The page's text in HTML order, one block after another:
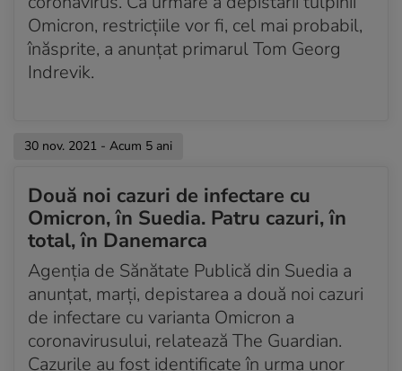
Omicron, restricțiile vor fi, cel mai probabil,
înăsprite, a anunțat primarul Tom Georg
Indrevik.
30 nov. 2021 - Acum 5 ani
Două noi cazuri de infectare cu
Omicron, în Suedia. Patru cazuri, în
total, în Danemarca
Agenția de Sănătate Publică din Suedia a
anunțat, marți, depistarea a două noi cazuri
de infectare cu varianta Omicron a
coronavirusului, relatează The Guardian.
Cazurile au fost identificate în urma unor